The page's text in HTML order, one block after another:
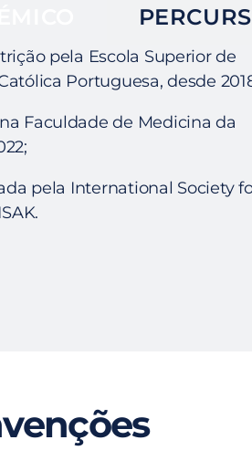
pela Escola Superior de
Portuguesa, desde
Faculdade de Medicina da
pela International Society